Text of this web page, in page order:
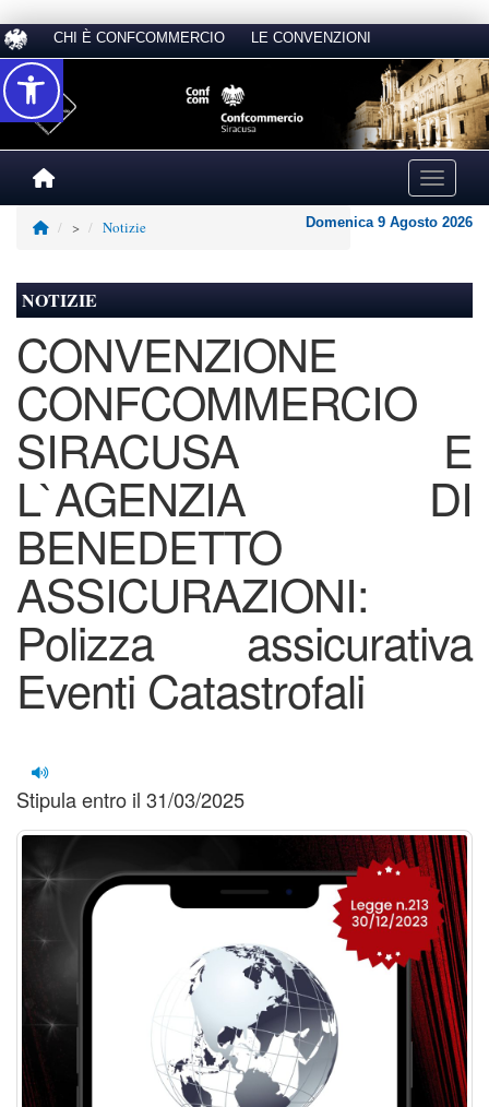
CHI È CONFCOMMERCIO LE CONVENZIONI
Toggle
> Notizie Domenica 9 Agosto 2026
NOTIZIE
CONVENZIONE
CONFCOMMERCIO
SIRACUSA E
L`AGENZIA DI
BENEDETTO
ASSICURAZIONI:
Polizza assicurativa
Eventi Catastrofali
Stipula entro il 31/03/2025
Accessibilità